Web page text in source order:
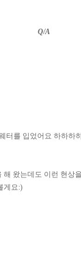
Q/A
터를 입었어요 하하하
왔는데도 이런 현
게요:)